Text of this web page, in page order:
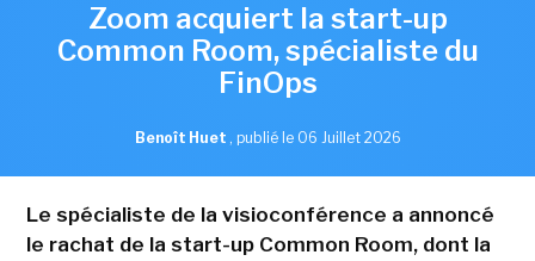
Zoom acquiert la start-up
Common Room, spécialiste du
FinOps
Benoît Huet , publié le 06 Juillet 2026
Le spécialiste de la visioconférence a annoncé
le rachat de la start-up Common Room, dont la